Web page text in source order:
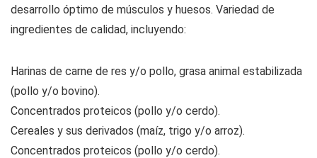
desarrollo óptimo de músculos y huesos. Variedad de
ingredientes de calidad, incluyendo:
Harinas de carne de res y/o pollo, grasa animal estabilizada
(pollo y/o bovino).
Concentrados proteicos (pollo y/o cerdo).
Cereales y sus derivados (maíz, trigo y/o arroz).
Concentrados proteicos (pollo y/o cerdo).